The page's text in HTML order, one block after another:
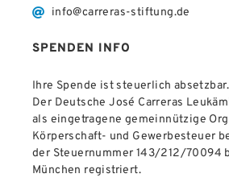
info@carreras-stiftung.de
SPENDEN INFO
Ihre Spende ist steuerlich absetzbar.
Der Deutsche José Carreras
als eingetragene gemeinnützige
Körperschaft- und Gewerbesteuer
der Steuernummer 143/212/70094
München registriert.